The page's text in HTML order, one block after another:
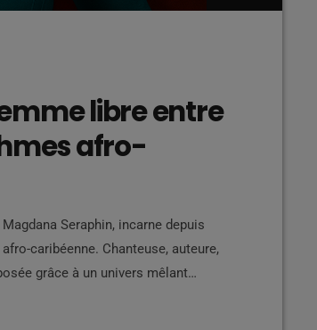
libre entre
afro-
Seraphin, incarne depuis
caribéenne. Chanteuse, auteure,
grâce à un univers mêlant
portant des textes profondément